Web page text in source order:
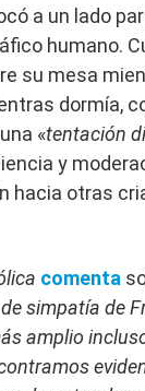
a un lado
humano.
su mesa
dormía,
«tentación
y
hacia otras
comenta
simpatía de
amplio